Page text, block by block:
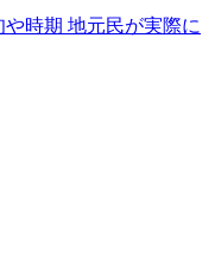
や時期 地元民が実際に